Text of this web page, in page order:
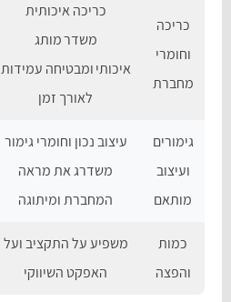
כריכה
וחומרי
מחברת
כריכה איכותית
משדר מותג
איכותי ומבטיחה עמידות
לאורך זמן
גימורים
ועיצוב
מותאם
עיצוב נכון וחומרי גימור
משדרג את מראה
המחברת ומיתוגה
כמות
והפצה
משפיע על התקציב ועל
האפקט השיווקי